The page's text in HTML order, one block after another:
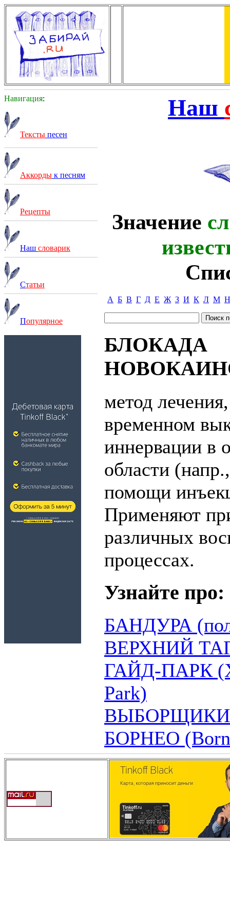
Навигация:
Тексты песен
Аккорды к песням
Рецепты
Наш словарик
Статьи
Популярное
Наш
Значение
А Б В Г Д Е Ж З И К Л М Н
БЛОКАДА
метод
временном
иннервации в
области
помощи
Применяют
различных
процессах.
Узнайте про:
БАНДУРА
ВЕРХНИЙ
ГАЙД-ПАРК
Park)
ВЫБОРЩИКИ
БОРНЕО